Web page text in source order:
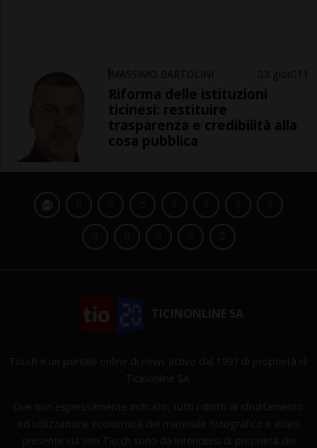
MASSIMO BARTOLINI 3 gior 11
Riforma delle istituzioni
ticinesi: restituire
trasparenza e credibilità alla
cosa pubblica